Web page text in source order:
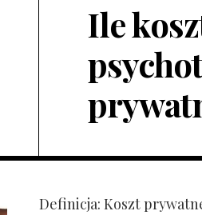
Ile
Definicja: Koszt